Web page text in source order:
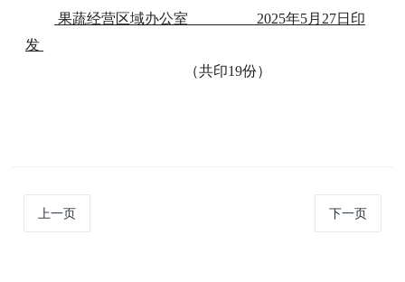
果蔬经营区域办公室 2025年5月27日印
发
（共印19份）
上一页 下一页